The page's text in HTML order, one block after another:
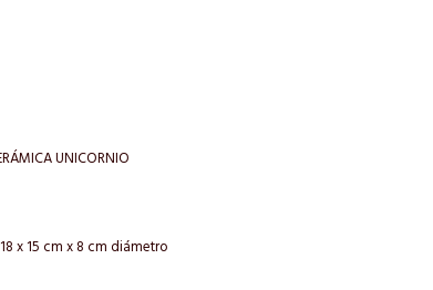
UNICORNIO
x 15 cm x 8 cm diámetro